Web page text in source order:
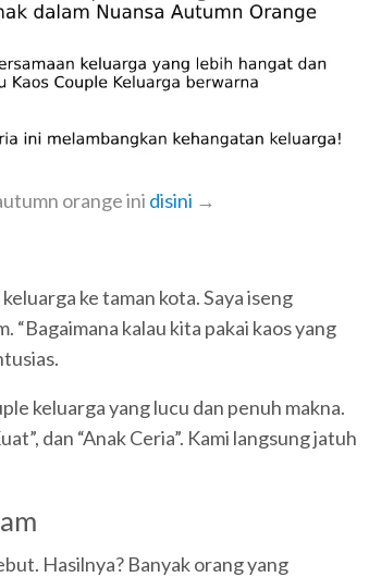
orange ini disini →
ke taman kota. Saya iseng
“Bagaimana kalau kita pakai kaos yang
keluarga yang lucu dan penuh makna.
dan “Anak Ceria”. Kami langsung jatuh
Hasilnya? Banyak orang yang